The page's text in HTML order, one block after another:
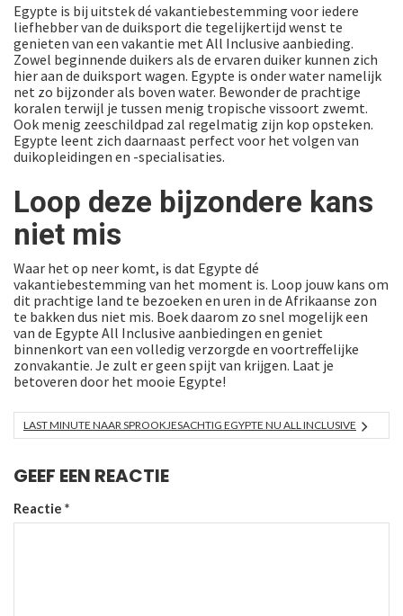
Egypte is bij uitstek dé vakantiebestemming voor iedere
liefhebber van de duiksport die tegelijkertijd wenst te
genieten van een vakantie met All Inclusive aanbieding.
Zowel beginnende duikers als de ervaren duiker kunnen zich
hier aan de duiksport wagen. Egypte is onder water namelijk
net zo bijzonder als boven water. Bewonder de prachtige
koralen terwijl je tussen menig tropische vissoort zwemt.
Ook menig zeeschildpad zal regelmatig zijn kop opsteken.
Egypte leent zich daarnaast perfect voor het volgen van
duikopleidingen en -specialisaties.
Loop deze bijzondere kans
niet mis
Waar het op neer komt, is dat Egypte dé
vakantiebestemming van het moment is. Loop jouw kans om
dit prachtige land te bezoeken en uren in de Afrikaanse zon
te bakken dus niet mis. Boek daarom zo snel mogelijk een
van de Egypte All Inclusive aanbiedingen en geniet
binnenkort van een volledig verzorgde en voortreffelijke
zonvakantie. Je zult er geen spijt van krijgen. Laat je
betoveren door het mooie Egypte!
LAST MINUTE NAAR SPROOKJESACHTIG EGYPTE NU ALL INCLUSIVE
GEEF EEN REACTIE
Reactie *